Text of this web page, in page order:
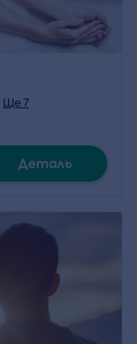
Ще 7
Деталь